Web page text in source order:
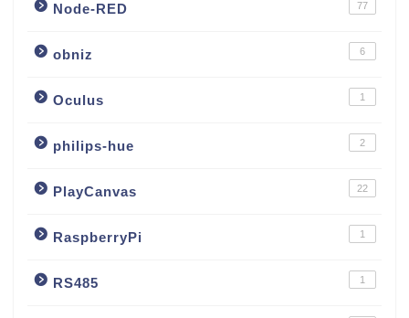
Node-RED 77
obniz 6
Oculus 1
philips-hue 2
PlayCanvas 22
RaspberryPi 1
RS485 1